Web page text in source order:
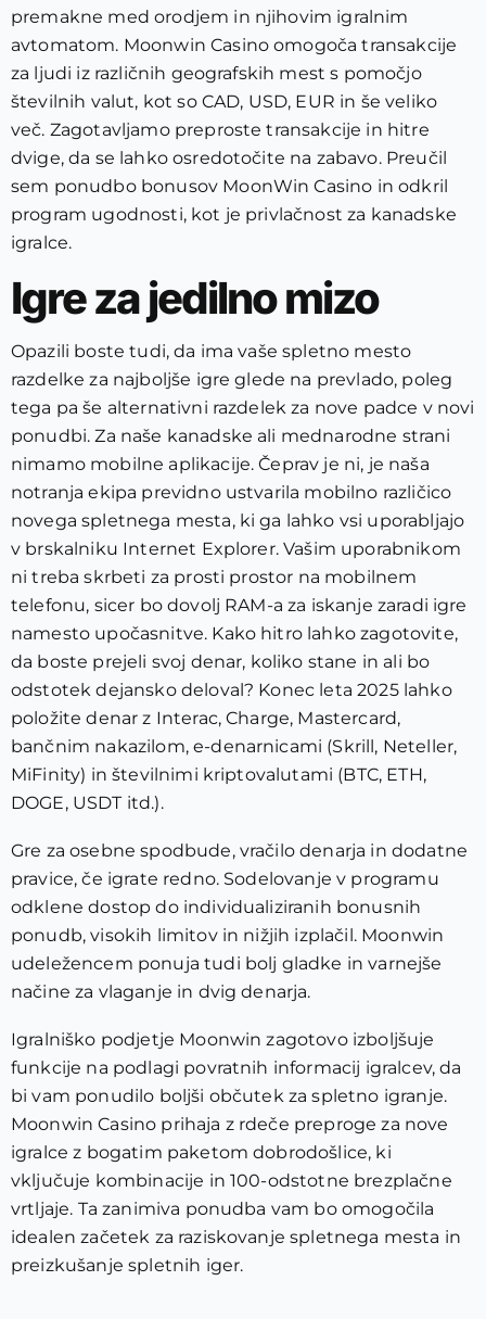
premakne med orodjem in njihovim igralnim
avtomatom. Moonwin Casino omogoča transakcije
za ljudi iz različnih geografskih mest s pomočjo
številnih valut, kot so CAD, USD, EUR in še veliko
več. Zagotavljamo preproste transakcije in hitre
dvige, da se lahko osredotočite na zabavo. Preučil
sem ponudbo bonusov MoonWin Casino in odkril
program ugodnosti, kot je privlačnost za kanadske
igralce.
Igre za jedilno mizo
Opazili boste tudi, da ima vaše spletno mesto
razdelke za najboljše igre glede na prevlado, poleg
tega pa še alternativni razdelek za nove padce v novi
ponudbi. Za naše kanadske ali mednarodne strani
nimamo mobilne aplikacije. Čeprav je ni, je naša
notranja ekipa previdno ustvarila mobilno različico
novega spletnega mesta, ki ga lahko vsi uporabljajo
v brskalniku Internet Explorer. Vašim uporabnikom
ni treba skrbeti za prosti prostor na mobilnem
telefonu, sicer bo dovolj RAM-a za iskanje zaradi igre
namesto upočasnitve. Kako hitro lahko zagotovite,
da boste prejeli svoj denar, koliko stane in ali bo
odstotek dejansko deloval? Konec leta 2025 lahko
položite denar z Interac, Charge, Mastercard,
bančnim nakazilom, e-denarnicami (Skrill, Neteller,
MiFinity) in številnimi kriptovalutami (BTC, ETH,
DOGE, USDT itd.).
Gre za osebne spodbude, vračilo denarja in dodatne
pravice, če igrate redno. Sodelovanje v programu
odklene dostop do individualiziranih bonusnih
ponudb, visokih limitov in nižjih izplačil. Moonwin
udeležencem ponuja tudi bolj gladke in varnejše
načine za vlaganje in dvig denarja.
Igralniško podjetje Moonwin zagotovo izboljšuje
funkcije na podlagi povratnih informacij igralcev, da
bi vam ponudilo boljši občutek za spletno igranje.
Moonwin Casino prihaja z rdeče preproge za nove
igralce z bogatim paketom dobrodošlice, ki
vključuje kombinacije in 100-odstotne brezplačne
vrtljaje. Ta zanimiva ponudba vam bo omogočila
idealen začetek za raziskovanje spletnega mesta in
preizkušanje spletnih iger.